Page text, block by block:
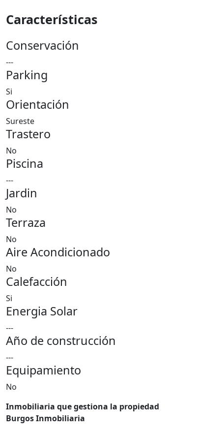
Características
Conservación
---
Parking
Si
Orientación
Sureste
Trastero
No
Piscina
---
Jardin
No
Terraza
No
Aire Acondicionado
No
Calefacción
Si
Energia Solar
---
Año de construcción
---
Equipamiento
No
Inmobiliaria que gestiona la propiedad
Burgos Inmobiliaria